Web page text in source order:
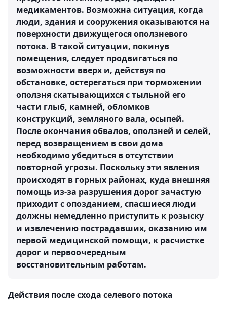
медикаментов. Возможна ситуация, когда
люди, здания и сооружения оказываются на
поверхности движущегося оползневого
потока. В такой ситуации, покинув
помещения, следует продвигаться по
возможности вверх и, действуя по
обстановке, остерегаться при торможении
оползня скатывающихся с тыльной его
части глыб, камней, обломков
конструкций, земляного вала, осыпей.
После окончания обвалов, оползней и селей,
перед возвращением в свои дома
необходимо убедиться в отсутствии
повторной угрозы. Поскольку эти явления
происходят в горных районах, куда внешняя
помощь из-за разрушения дорог зачастую
приходит с опозданием, спасшиеся люди
должны немедленно приступить к розыску
и извлечению пострадавших, оказанию им
первой медицинской помощи, к расчистке
дорог и первоочередным
восстановительным работам.
Действия после схода селевого потока